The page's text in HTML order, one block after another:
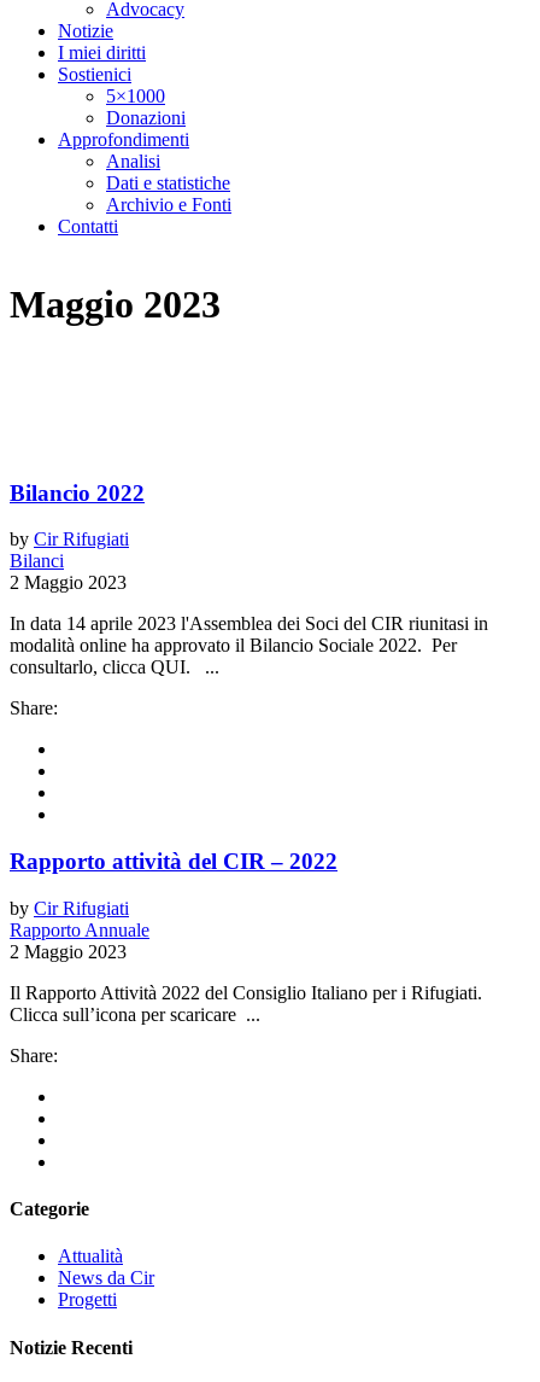
Advocacy
Notizie
I miei diritti
Sostienici
5×1000
Donazioni
Approfondimenti
Analisi
Dati e statistiche
Archivio e Fonti
Contatti
Maggio 2023
Bilancio 2022
by Cir Rifugiati
Bilanci
2 Maggio 2023
In data 14 aprile 2023 l'Assemblea dei Soci del CIR riunitasi in
modalità online ha approvato il Bilancio Sociale 2022. Per
consultarlo, clicca QUI. ...
Share:
Rapporto attività del CIR – 2022
by Cir Rifugiati
Rapporto Annuale
2 Maggio 2023
Il Rapporto Attività 2022 del Consiglio Italiano per i Rifugiati.
Clicca sull’icona per scaricare ...
Share:
Categorie
Attualità
News da Cir
Progetti
Notizie Recenti